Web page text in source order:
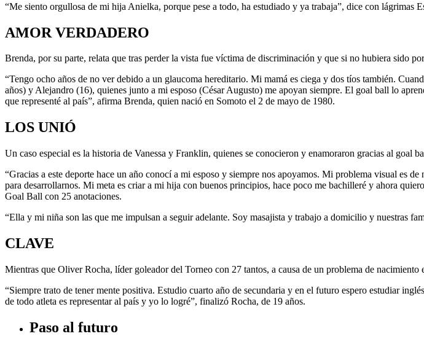
“Me siento orgullosa de mi hija Anielka, porque pese a todo, ha estudiado y ya trabaja”, dice con lágrimas
AMOR VERDADERO
Brenda, por su parte, relata que tras perder la vista fue víctima de discriminación y que si no hubiera sido
“Tengo ocho años de no ver debido a un glaucoma hereditario. Mi mamá es ciega y dos tíos también.
años) y Alejandro (16), quienes junto a mi esposo (César Augusto) me apoyan siempre. El goal ball lo
que representé al país”, afirma Brenda, quien nació en Somoto el 2 de mayo de 1980.
LOS UNIÓ
Un caso especial es la historia de Vanessa y Franklin, quienes se conocieron y enamoraron gracias al goal
“Gracias a este deporte hace un año conocí a mi esposo y siempre nos apoyamos. Mi problema visual es
para desarrollarnos. Mi meta es criar a mi hija con buenos principios, hace poco me bachilleré y ahora
Goal Ball con 25 anotaciones.
“Ella y mi niña son las que me impulsan a seguir adelante. Soy masajista y trabajo a domicilio y nuestras
CLAVE
Mientras que Oliver Rocha, líder goleador del Torneo con 27 tantos, a causa de un problema de nacimiento
“Siempre trato de tener mente positiva. Estudio cuarto año de secundaria y en el futuro espero estudiar
de todo atleta es representar al país y yo lo logré”, finalizó Rocha, de 19 años.
Paso al futuro